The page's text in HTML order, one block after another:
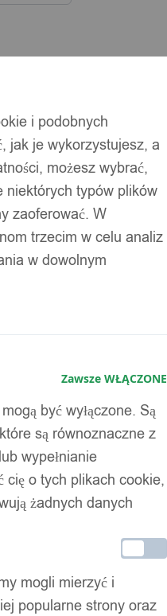
i podobnych
jak je wykorzystujesz, a
możesz wybrać,
niektórych typów plików
zaoferować. W
trzecim w celu analiz
w dowolnym
Zawsze WŁĄCZONE
być wyłączone. Są
są równoznaczne z
wypełnianie
cię o tych plikach cookie,
żadnych danych
mogli mierzyć i
popularne strony oraz